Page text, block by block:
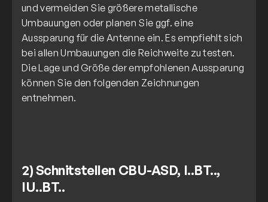
und vermeiden Sie größere metallische
Umbauungen oder planen Sie ggf. eine
Aussparung für die Antenne ein. Es empfiehlt sich
bei allen Umbauungen die Reichweite zu testen.
Die Lage und Größe der empfohlenen Aussparung
können Sie den folgenden Zeichnungen
2) Schnitstellen CBU-ASD, I..BT..,
IU..BT..